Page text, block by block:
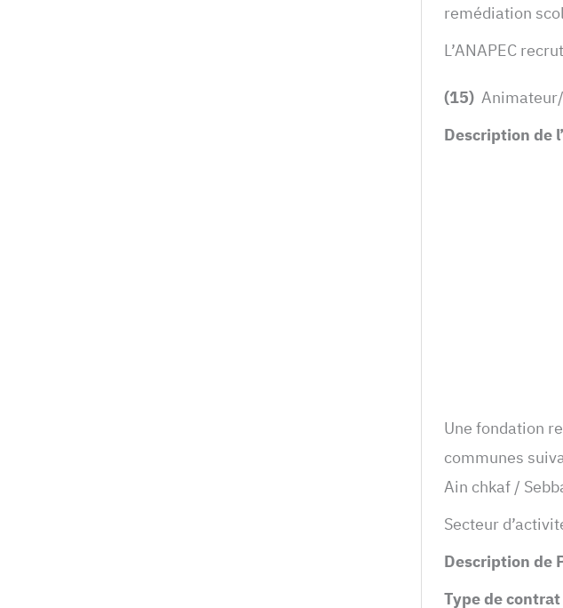
remédiation
L’ANAPEC
(15)
Description de
Une fondation
communes
Ain chkaf /
Secteur
Description de
Type de